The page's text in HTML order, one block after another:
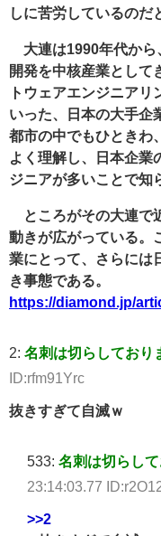
しに苦労しているのだ
大連は1990年代から
開発を中核産業として
トウェアエンジニア
いった、日本の大手企
都市の中でもひときわ
よく理解し、日本企業
ジニアが多いことで知
ところがその大連で
動きが広がっている。
業にとって、さらには
き事態である。
https://diamond.jp/
2: 名刺は切らしており
ID:rfm91Yrc
抜きすぎて自滅ｗ
533: 名刺は切らし
23:14:03.77
>>2